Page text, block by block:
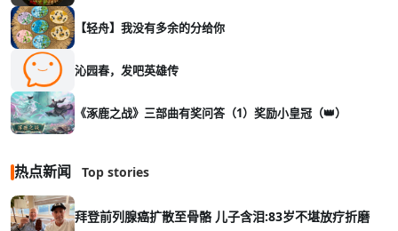
【轻舟】我没有多余的分给你
沁园春，发吧英雄传
《涿鹿之战》三部曲有奖问答（1）奖励小皇冠（👑）
热点新闻 Top stories
拜登前列腺癌扩散至骨骼 儿子含泪:83岁不堪放疗折磨